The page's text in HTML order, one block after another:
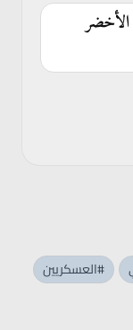
الأخضر
#العسكريين